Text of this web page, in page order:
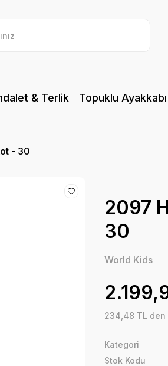
& Terlik Topuklu
- 30
2097
30
World Kids
234,48 TL
Kategori
Stok Kodu